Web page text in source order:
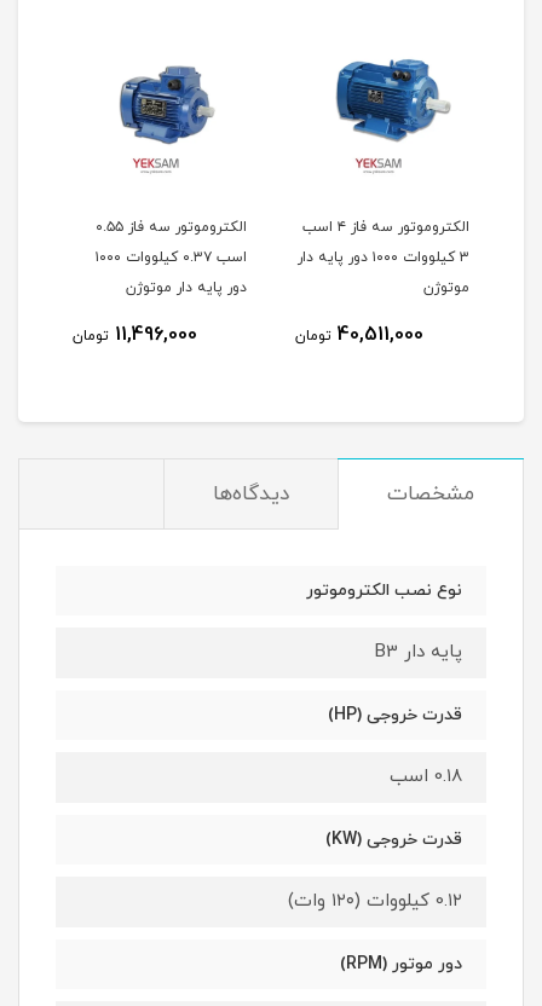
الکتروموتور سه فاز ۴ اسب
۳ کیلووات ۱۰۰۰ دور پایه دار
موتوژن
40,511,000 تومان
الکتروموتور سه فاز ۰.۵۵
اسب ۰.۳۷ کیلووات ۱۰۰۰
دور پایه دار موتوژن
11,496,000 تومان
مشخصات دیدگاه‌ها
نوع نصب الکتروموتور
پایه دار B3
قدرت خروجی (HP)
0.۱۸ اسب
قدرت خروجی (KW)
0.۱۲ کیلووات (۱۲۰ وات)
دور موتور (RPM)